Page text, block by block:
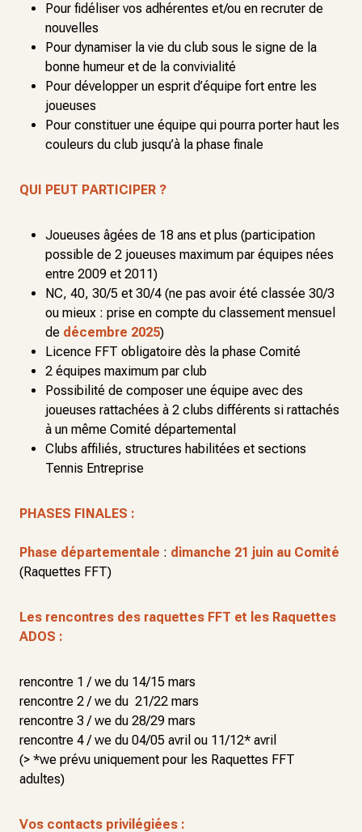
Pour fidéliser vos adhérentes et/ou en recruter de
nouvelles
Pour dynamiser la vie du club sous le signe de la
bonne humeur et de la convivialité
Pour développer un esprit d’équipe fort entre les
joueuses
Pour constituer une équipe qui pourra porter haut les
couleurs du club jusqu’à la phase finale
QUI PEUT PARTICIPER ?
Joueuses âgées de 18 ans et plus (participation
possible de 2 joueuses maximum par équipes nées
entre 2009 et 2011)
NC, 40, 30/5 et 30/4 (ne pas avoir été classée 30/3
ou mieux : prise en compte du classement mensuel
de décembre 2025)
Licence FFT obligatoire dès la phase Comité
2 équipes maximum par club
Possibilité de composer une équipe avec des
joueuses rattachées à 2 clubs différents si rattachés
à un même Comité départemental
Clubs affiliés, structures habilitées et sections
Tennis Entreprise
PHASES FINALES :
Phase départementale : dimanche 21 juin au Comité
(Raquettes FFT)
Les rencontres des raquettes FFT et les Raquettes
ADOS :
rencontre 1 / we du 14/15 mars
rencontre 2 / we du 21/22 mars
rencontre 3 / we du 28/29 mars
rencontre 4 / we du 04/05 avril ou 11/12* avril
(> *we prévu uniquement pour les Raquettes FFT
adultes)
Vos contacts privilégiées :